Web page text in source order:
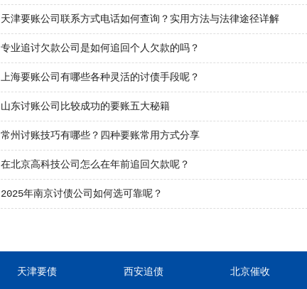
天津要账公司联系方式电话如何查询？实用方法与法律途径详解
专业追讨欠款公司是如何追回个人欠款的吗？
上海要账公司有哪些各种灵活的讨债手段呢？
山东讨账公司比较成功的要账五大秘籍
常州讨账技巧有哪些？四种要账常用方式分享
在北京高科技公司怎么在年前追回欠款呢？
2025年南京讨债公司如何选可靠呢？
天津要债 西安追债 北京催收